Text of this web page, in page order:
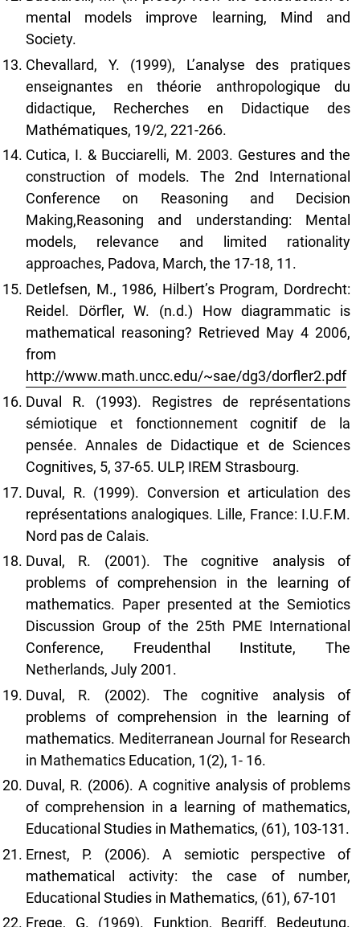
mental models improve learning, Mind and
Society.
Chevallard, Y. (1999), L’analyse des pratiques
enseignantes en théorie anthropologique du
didactique, Recherches en Didactique des
Mathématiques, 19/2, 221-266.
Cutica, I. & Bucciarelli, M. 2003. Gestures and the
construction of models. The 2nd International
Conference on Reasoning and Decision
Making,Reasoning and understanding: Mental
models, relevance and limited rationality
approaches, Padova, March, the 17-18, 11.
Detlefsen, M., 1986, Hilbert’s Program, Dordrecht:
Reidel. Dörfler, W. (n.d.) How diagrammatic is
mathematical reasoning? Retrieved May 4 2006,
from
http://www.math.uncc.edu/~sae/dg3/dorfler2.pdf
Duval R. (1993). Registres de représentations
sémiotique et fonctionnement cognitif de la
pensée. Annales de Didactique et de Sciences
Cognitives, 5, 37-65. ULP, IREM Strasbourg.
Duval, R. (1999). Conversion et articulation des
représentations analogiques. Lille, France: I.U.F.M.
Nord pas de Calais.
Duval, R. (2001). The cognitive analysis of
problems of comprehension in the learning of
mathematics. Paper presented at the Semiotics
Discussion Group of the 25th PME International
Conference, Freudenthal Institute, The
Netherlands, July 2001.
Duval, R. (2002). The cognitive analysis of
problems of comprehension in the learning of
mathematics. Mediterranean Journal for Research
in Mathematics Education, 1(2), 1- 16.
Duval, R. (2006). A cognitive analysis of problems
of comprehension in a learning of mathematics,
Educational Studies in Mathematics, (61), 103-131.
Ernest, P. (2006). A semiotic perspective of
mathematical activity: the case of number,
Educational Studies in Mathematics, (61), 67-101
Frege, G. (1969). Funktion, Begriff, Bedeutung.